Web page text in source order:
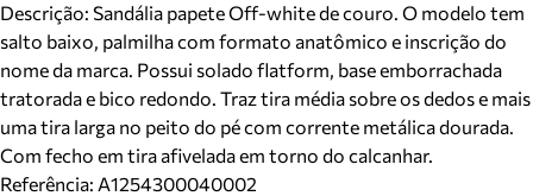
Descrição: Sandália papete Off-white de couro. O modelo tem
salto baixo, palmilha com formato anatômico e inscrição do
nome da marca. Possui solado flatform, base emborrachada
tratorada e bico redondo. Traz tira média sobre os dedos e mais
uma tira larga no peito do pé com corrente metálica dourada.
Com fecho em tira afivelada em torno do calcanhar.
Referência: A1254300040002